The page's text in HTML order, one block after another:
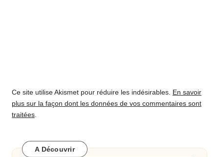
Ce site utilise Akismet pour réduire les indésirables.
En savoir
plus sur la façon dont les données de vos commentaires sont
traitées
A Découvrir